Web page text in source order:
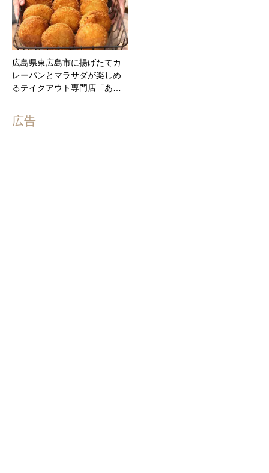
広島県東広島市に揚げたてカ
レーパンとマラサダが楽しめ
るテイクアウト専門店「あ…
広告